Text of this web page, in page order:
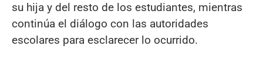
su hija y del resto de los estudiantes, mientras
continúa el diálogo con las autoridades
escolares para esclarecer lo ocurrido.